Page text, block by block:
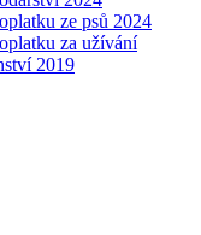
ze psů 2024
za užívání
2019